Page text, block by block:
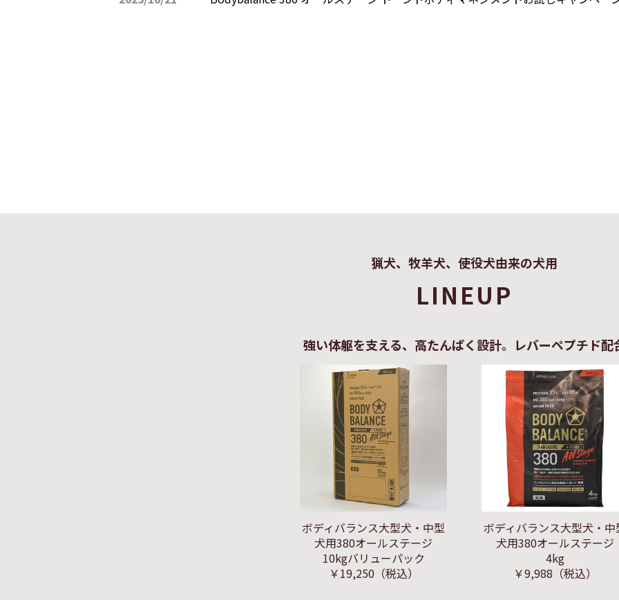
猟犬、牧羊犬、使役犬由来の犬用
LINEUP
強い体躯を支える、高たんぱく設計。レバーペプチド配
ボディバランス大型犬・中型
犬用380オールステージ
10kgバリューパック
￥19,250 （税込）
ボディバランス大型犬・中
犬用380オールステージ
4kg
￥9,988 （税込）